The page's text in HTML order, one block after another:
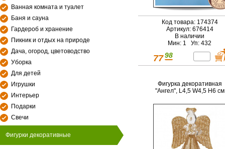
Ванная комната и туалет
Баня и сауна
Гардероб и хранение
Пикник и отдых на природе
Дача, огород, цветоводство
Уборка
Для детей
Игрушки
Интерьер
Подарки
Свечи
Фигурки декоративные
Код товара: 174374
Артикул: 676414
В наличии
Мин: 1 Уп: 432
77 98
Фигурка декоративная
"Ангел", L4,5 W4,5 H6 см